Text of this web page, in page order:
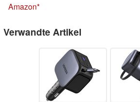
Amazon
Verwandte Artikel